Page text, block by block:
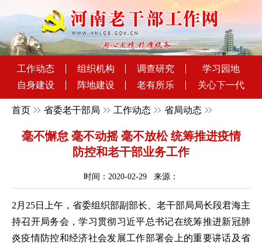
工作动态 组织机构 调查研究
学习园地
自身建设
阵地建设 老有所乐 关心下一代
首页 省委老干部局 工作动态 省局动态
毫不懈怠 毫不动摇 毫不放松 统筹推进疫情
防控和老干部业务工作
时间：2020-02-29 来源：
2月25日上午，省委组织部副部长、老干部局局长段君海主
持召开局务会，学习贯彻习近平总书记在统筹推进新冠肺
炎疫情防控和经济社会发展工作部署会上的重要讲话及省